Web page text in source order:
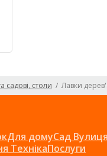
садові, столи / Лавки
Для домуСад Вулиця
ТехнікаПослуги